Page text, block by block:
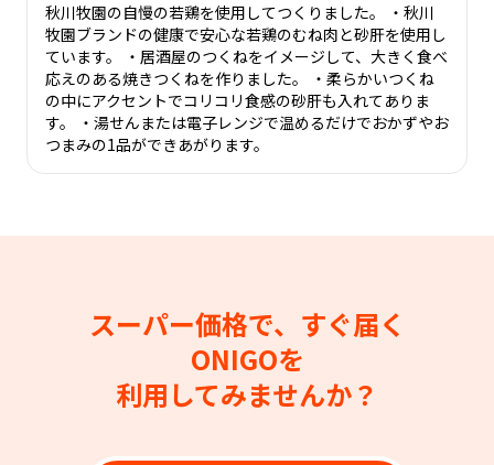
秋川牧園の自慢の若鶏を使用してつくりました。 ・秋川
牧園ブランドの健康で安心な若鶏のむね肉と砂肝を使用し
ています。 ・居酒屋のつくねをイメージして、大きく食べ
応えのある焼きつくねを作りました。 ・柔らかいつくね
の中にアクセントでコリコリ食感の砂肝も入れてありま
す。 ・湯せんまたは電子レンジで温めるだけでおかずやお
つまみの1品ができあがります。
スーパー価格で、すぐ届く
ONIGOを
利用してみませんか？